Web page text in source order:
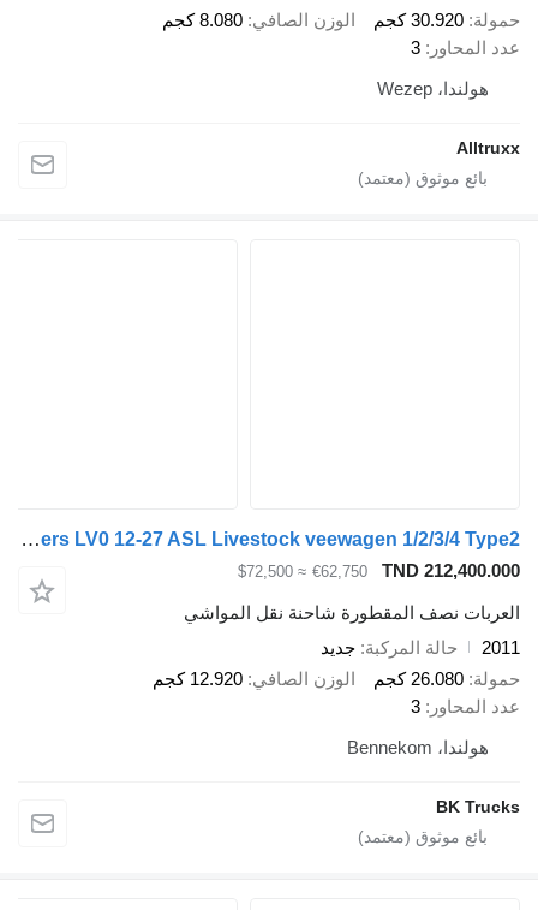
حمولة 30.920 كجم الوزن الصافي 8.080 كجم
عدد المحاور
3
هولندا، Wezep
Alltruxx
Cuppers LV0 12-27 ASL Livestock veewagen 1/2/3/4 Type2
TND 212,400.000
€62,750
≈ $72,500
العربات نصف المقطورة شاحنة نقل المواشي
2011
حالة المركبة جديد
حمولة 26.080 كجم الوزن الصافي 12.920 كجم
عدد المحاور
3
هولندا، Bennekom
BK Trucks